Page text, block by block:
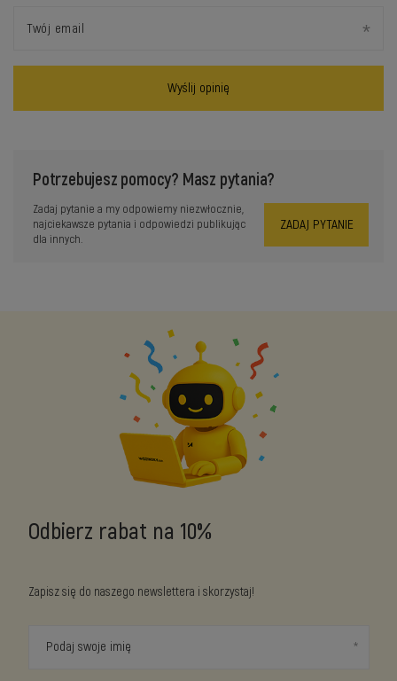
Twój email
Wyślij opinię
Potrzebujesz pomocy? Masz pytania?
Zadaj pytanie a my odpowiemy niezwłocznie,
najciekawsze pytania i odpowiedzi publikując
dla innych.
ZADAJ PYTANIE
Odbierz rabat na 10%
Zapisz się do naszego newslettera i skorzystaj!
Podaj swoje imię